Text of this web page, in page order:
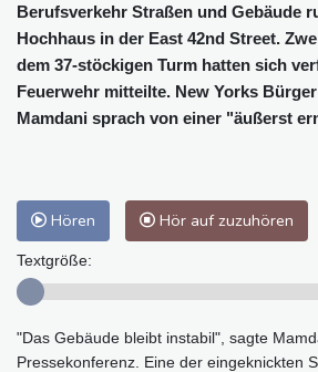
Berufsverkehr Straßen und Gebäude
Hochhaus in der East 42nd Street.
dem 37-stöckigen Turm hatten sich
Feuerwehr mitteilte. New Yorks
Mamdani sprach von einer "äußerst
Hören Hör auf zuzuhören
Textgröße:
"Das Gebäude bleibt instabil", sagte
Pressekonferenz. Eine der eingeknickten